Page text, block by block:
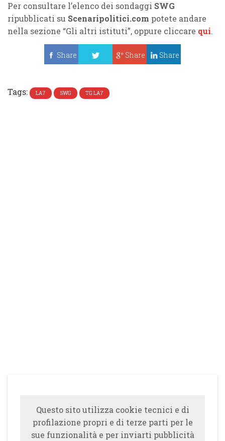
Per consultare l’elenco dei sondaggi SWG
ripubblicati su Scenaripolitici.com potete andare
nella sezione “Gli altri istituti”, oppure cliccare qui.
Share
Share Share
Tags: LA7 SWG TG LA7
Questo sito utilizza cookie tecnici e di
profilazione propri e di terze parti per le
sue funzionalità e per inviarti pubblicità